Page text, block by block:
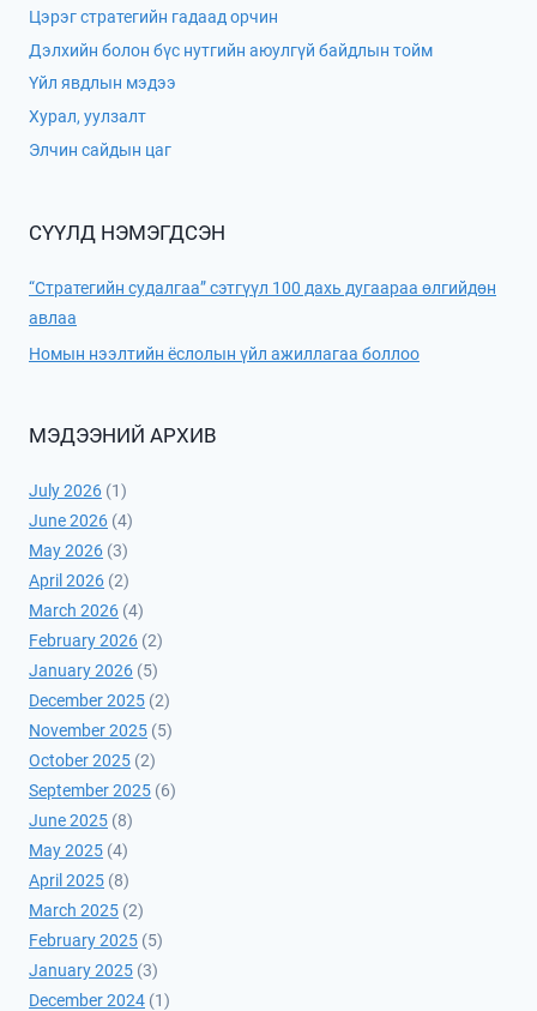
Цэрэг стратегийн гадаад орчин
Дэлхийн болон бүс нутгийн аюулгүй байдлын тойм
Үйл явдлын мэдээ
Хурал, уулзалт
Элчин сайдын цаг
СҮҮЛД НЭМЭГДСЭН
“Стратегийн судалгаа” сэтгүүл 100 дахь дугаараа өлгийдөн
авлаа
Номын нээлтийн ёслолын үйл ажиллагаа боллоо
МЭДЭЭНИЙ АРХИВ
July 2026 (1)
June 2026 (4)
May 2026 (3)
April 2026 (2)
March 2026 (4)
February 2026 (2)
January 2026 (5)
December 2025 (2)
November 2025 (5)
October 2025 (2)
September 2025 (6)
June 2025 (8)
May 2025 (4)
April 2025 (8)
March 2025 (2)
February 2025 (5)
January 2025 (3)
December 2024 (1)